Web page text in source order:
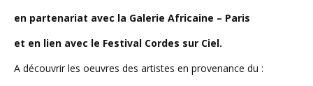
en partenariat avec la Galerie Africaine – Paris
et en lien avec le Festival Cordes sur Ciel.
A découvrir les oeuvres des artistes en provenance du :